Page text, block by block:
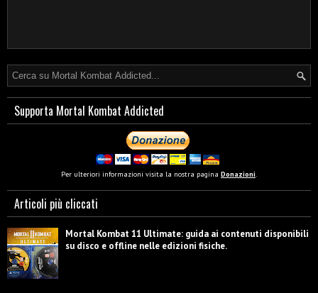
Supporta Mortal Kombat Addicted
Per ulteriori informazioni visita la nostra pagina Donazioni.
Articoli più cliccati
Mortal Kombat 11 Ultimate: guida ai contenuti disponibili
su disco e offline nelle edizioni fisiche.